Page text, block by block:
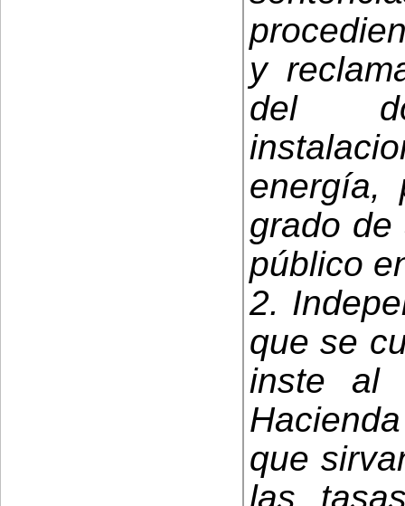
y
del
energía,
grado de
público
2.
que se
inste al
que
las